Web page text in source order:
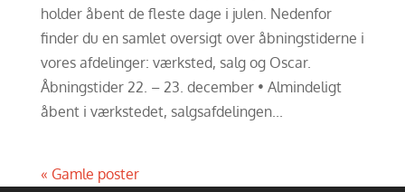
holder åbent de fleste dage i julen. Nedenfor
finder du en samlet oversigt over åbningstiderne i
vores afdelinger: værksted, salg og Oscar.
Åbningstider 22. – 23. december • Almindeligt
åbent i værkstedet, salgsafdelingen...
« Gamle poster